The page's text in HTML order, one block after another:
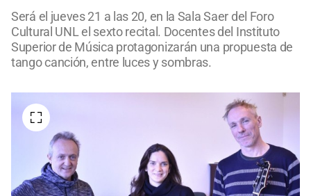
Será el jueves 21 a las 20, en la Sala Saer del Foro
Cultural UNL el sexto recital. Docentes del Instituto
Superior de Música protagonizarán una propuesta de
tango canción, entre luces y sombras.